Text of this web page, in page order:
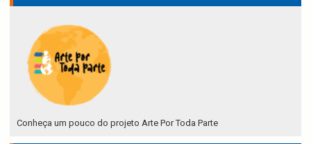
Conheça um pouco do projeto Arte Por Toda Parte